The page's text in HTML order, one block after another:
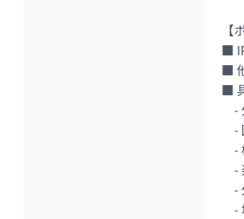
【
■
■
■
-
-
-
-
-
-